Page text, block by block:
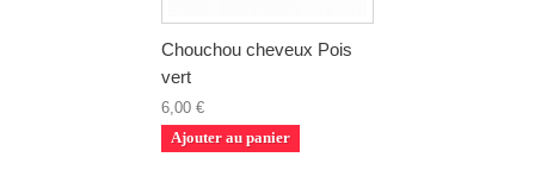
Chouchou cheveux Pois
vert
6,00 €
Ajouter au panier